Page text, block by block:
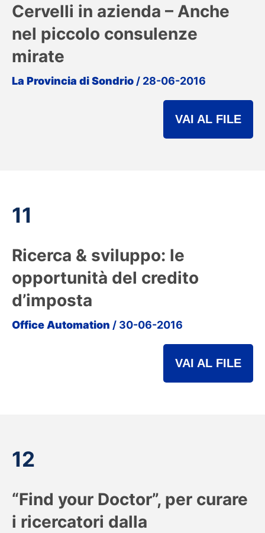
Cervelli in azienda – Anche
nel piccolo consulenze
mirate
La Provincia di Sondrio / 28-06-2016
VAI AL FILE
11
Ricerca & sviluppo: le
opportunità del credito
d’imposta
Office Automation / 30-06-2016
VAI AL FILE
12
“Find your Doctor”, per curare
i ricercatori dalla